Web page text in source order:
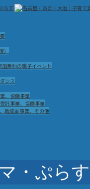
加無料の親子イベント
ンス
、協働事業
託事業、協働事業
助成金事業、その他
・ぷらす